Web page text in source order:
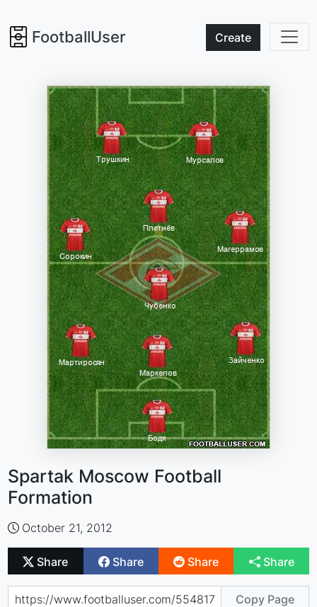
FootballUser Create
Spartak Moscow Football
Formation
October 21, 2012
Share Share Share Share
Copy Page